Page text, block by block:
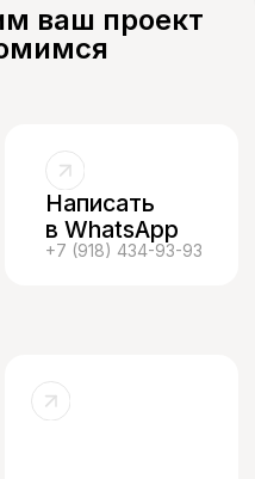
ваш проект